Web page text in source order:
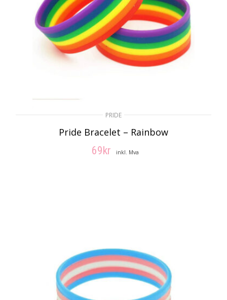
PRIDE
Pride Bracelet – Rainbow
69kr inkl. Mva